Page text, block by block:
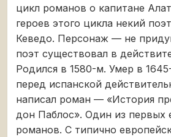
цикл романов о капитане
героев этого цикла некий
Кеведо. Персонаж — не
поэт существовал в
Родился в 1580-м. Умер в
перед испанской
написал роман — «История
дон Паблос». Один из первых
романов. С типично